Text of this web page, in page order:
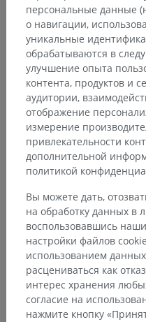
персональные данные
о навигации,
уникальные
обрабатываются в
улучшение опыта
контента, продуктов и
аудитории,
отображение
измерение
привлекательности
дополнительной
политикой
Вы можете дать,
на обработку данных в
воспользовавшись
настройки файлов
использованием
расцениваться как
интерес хранения
согласие на
нажмите кнопку